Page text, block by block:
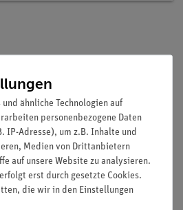
erleben wir, dass Samen, die
und auf Feldern ausgesät
aus ihnen neue Pflanzen
sollen die Schülerinnen und
und die Entwicklung der
ähnliche Technologien auf
personenbezogene Daten
IP-Adresse), um z.B. Inhalte und
Medien von Drittanbietern
auf unsere Website zu analysieren.
erst durch gesetzte Cookies.
die wir in den Einstellungen